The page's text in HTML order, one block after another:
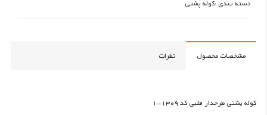
دسته بندی :کوله پشتی
مشخصات محصول نظرات
کوله پشتی طرحدار قلبی کد 1309-1